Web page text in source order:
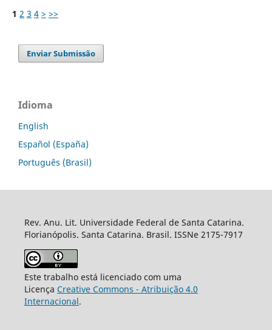
1 2 3 4 > >>
Enviar Submissão
Idioma
English
Español (España)
Português (Brasil)
Rev. Anu. Lit. Universidade Federal de Santa Catarina.
Florianópolis. Santa Catarina. Brasil. ISSNe 2175-7917
Este trabalho está licenciado com uma
Licença Creative Commons - Atribuição 4.0
Internacional.